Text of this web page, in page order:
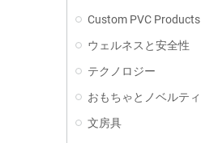
Custom PVC Products
ウェルネスと安全性
テクノロジー
おもちゃとノベルティ
文房具